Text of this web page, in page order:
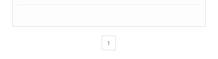
1